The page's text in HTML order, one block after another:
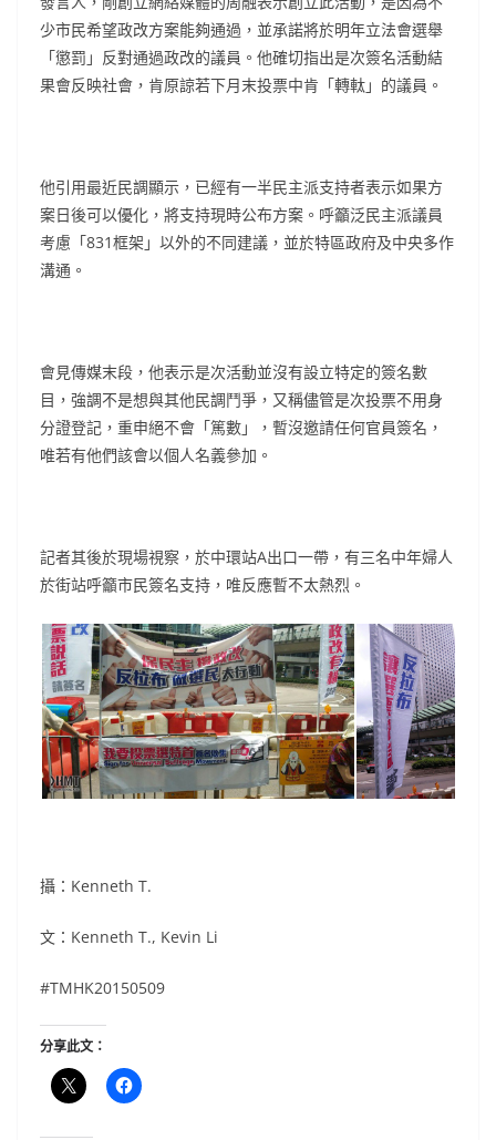
少市民希望政改方案能夠通過，並承諾將於明年立法會選舉
「懲罰」反對通過政改的議員。他確切指出是次簽名活動結
果會反映社會，肯原諒若下月末投票中肯「轉軚」的議員。
他引用最近民調顯示，已經有一半民主派支持者表示如果方
案日後可以優化，將支持現時公布方案。呼籲泛民主派議員
考慮「831框架」以外的不同建議，並於特區政府及中央多作
溝通。
會見傳媒末段，他表示是次活動並沒有設立特定的簽名數
目，強調不是想與其他民調鬥爭，又稱儘管是次投票不用身
分證登記，重申絕不會「篤數」，暫沒邀請任何官員簽名，
唯若有他們該會以個人名義參加。
記者其後於現場視察，於中環站A出口一帶，有三名中年婦人
於街站呼籲市民簽名支持，唯反應暫不太熱烈。
攝：Kenneth T.
文：Kenneth T., Kevin Li
#TMHK20150509
分享此文：